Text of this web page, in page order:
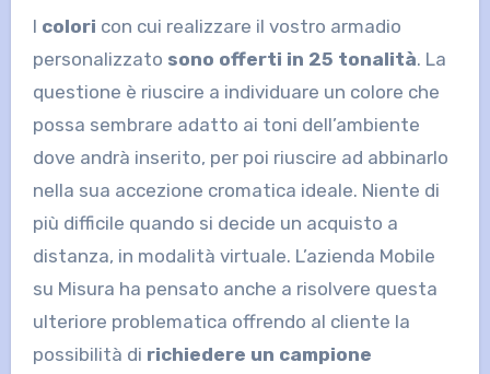
I colori con cui realizzare il vostro armadio
personalizzato sono offerti in 25 tonalità. La
questione è riuscire a individuare un colore che
possa sembrare adatto ai toni dell’ambiente
dove andrà inserito, per poi riuscire ad abbinarlo
nella sua accezione cromatica ideale. Niente di
più difficile quando si decide un acquisto a
distanza, in modalità virtuale. L’azienda Mobile
su Misura ha pensato anche a risolvere questa
ulteriore problematica offrendo al cliente la
possibilità di richiedere un campione